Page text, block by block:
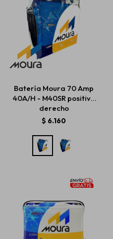
Batería Moura 70 Amp
40A/H - M40SR positivo
derecho
$ 6.160